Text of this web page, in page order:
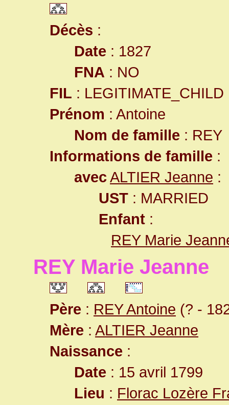
Décès :
Date : 1827
FNA : NO
FIL : LEGITIMATE_CHILD
Prénom : Antoine
Nom de famille : REY
Informations de famille :
avecALTIER Jeanne :
UST : MARRIED
Enfant :
REY Marie
REY Marie Jeanne
Père : REY Antoine (? -
Mère : ALTIER Jeanne
Naissance :
Date : 15 avril 1799
Lieu : Florac Lozère